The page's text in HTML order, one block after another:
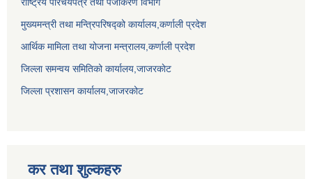
मुख्यमन्त्री तथा मन्त्रिपरिषद्को कार्यालय,कर्णाली प्रदेश
आर्थिक मामिला तथा योजना मन्त्रालय,कर्णाली प्रदेश
जिल्ला समन्वय समितिको कार्यालय,जाजरकाेट
जिल्ला प्रशासन कार्यालय,जाजरकोट
कर तथा शुल्कहरु